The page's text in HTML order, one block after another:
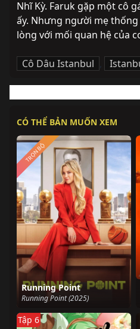
Nhĩ Kỳ. Faruk gặp một cô
ấy. Nhưng người mẹ
lòng với mối quan hệ của
Cô Dâu Istanbul ,
CÓ THỂ BẢN MUỐN XEM
Running Point
Running Point (2025)
TRỌN BỘ
Tập 6